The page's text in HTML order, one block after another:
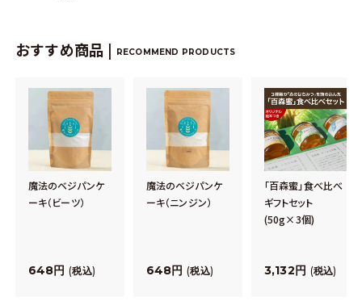
おすすめ商品 | RECOMMEND PRODUCTS
魔法のベジパンケ
ーキ（ビーツ）
648 税込
魔法のベジパンケ
ーキ（ニンジン）
648 税込
「百森蜜」食べ比べ
ギフトセット
(50g×3個)
3,132 税込